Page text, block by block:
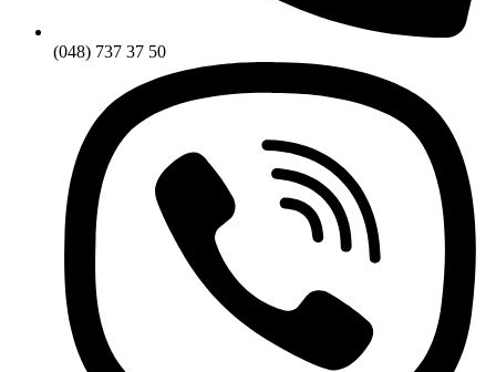
(048) 737 37 50